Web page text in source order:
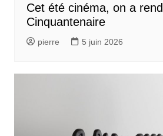
Cet été cinéma, on a
Cinquantenaire
pierre 5 juin 2026